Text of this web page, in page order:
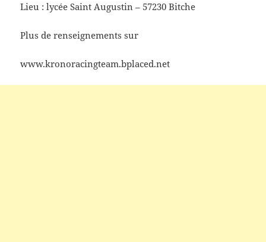
Lieu : lycée Saint Augustin – 57230 Bitche
Plus de renseignements sur
www.kronoracingteam.bplaced.net